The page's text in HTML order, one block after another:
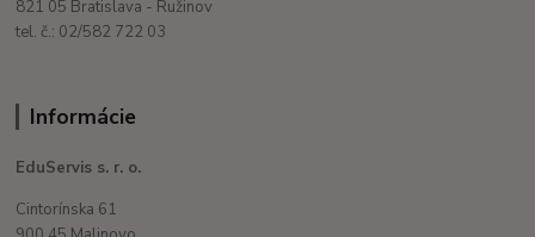
821 05 Bratislava - Ružinov
tel. č.: 02/582 722 03
Informácie
EduServis s. r. o.
Cintorínska 61